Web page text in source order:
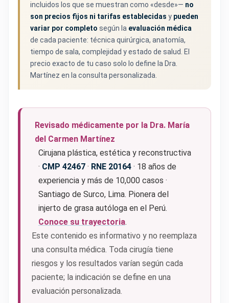
incluidos los que se muestran como «desde»— no
son precios fijos ni tarifas establecidas y pueden
variar por completo según la evaluación médica
de cada paciente: técnica quirúrgica, anatomía,
tiempo de sala, complejidad y estado de salud. El
precio exacto de tu caso solo lo define la Dra.
Martínez en la consulta personalizada.
Revisado médicamente por la Dra. María
del Carmen Martínez
Cirujana plástica, estética y reconstructiva
· CMP 42467· RNE 20164· 18 años de
experiencia y más de 10,000 casos ·
Santiago de Surco, Lima. Pionera del
injerto de grasa autóloga en el Perú.
Conoce su trayectoria.
Este contenido es informativo y no reemplaza
una consulta médica. Toda cirugía tiene
riesgos y los resultados varían según cada
paciente; la indicación se define en una
evaluación personalizada.